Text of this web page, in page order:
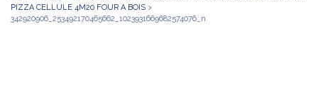
PIZZA CELLULE 4M20 FOUR A BOIS >
342920906_253492170465662_1023931669682574076_n